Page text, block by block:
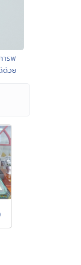
ารพ
ด้วย